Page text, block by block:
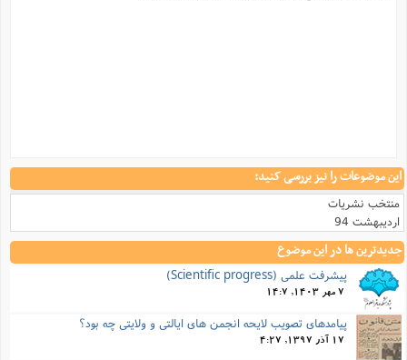
این موضوعات را نیز بررسی کنید:
منتخب نشریات
اردیبهشت 94
جدیدترین ها در این موضوع
پیشرفت علمی (Scientific progress)
7 مهر 1403, 14:7
پیامدهای تصویب لایحه انجمن های ایالتی و ولایتی چه بود؟
17 آذر 1397, 4:27